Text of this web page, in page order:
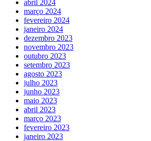
abril 2024
março 2024
fevereiro 2024
janeiro 2024
dezembro 2023
novembro 2023
outubro 2023
setembro 2023
agosto 2023
julho 2023
junho 2023
maio 2023
abril 2023
março 2023
fevereiro 2023
janeiro 2023